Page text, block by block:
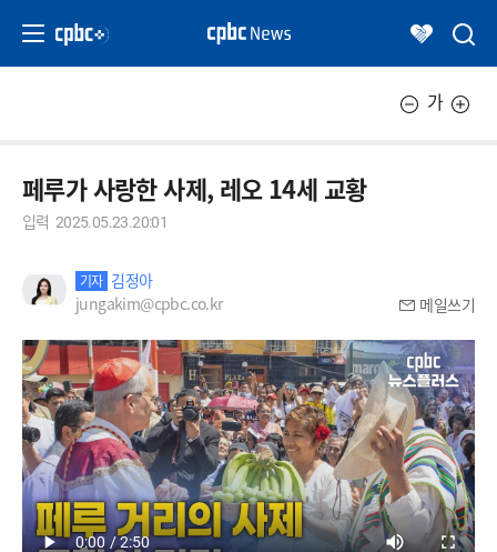
가
페루가 사랑한 사제, 레오 14세 교황
입력 2025.05.23.20:01
기자 김정아
jungakim@cpbc.co.kr
메일쓰기